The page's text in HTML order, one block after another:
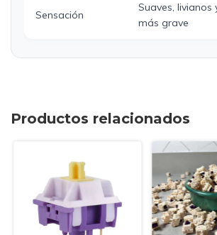
Sensación
Suaves, livianos
más grave
Productos relacionados